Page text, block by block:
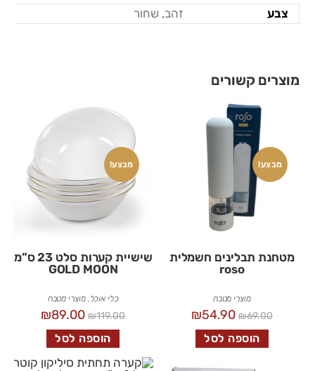
צבע זהב, שחור
מוצרים קשורים
מבצע!
מטחנת תבלינים חשמלית
roso
מוצרי מטבח
₪69.00
₪54.90
הוספה לסל
מבצע!
שישיית קערות סלט 23 ס”מ
GOLD MOON
כלי אוכל,מוצרי מטבח
₪119.00
₪89.00
הוספה לסל